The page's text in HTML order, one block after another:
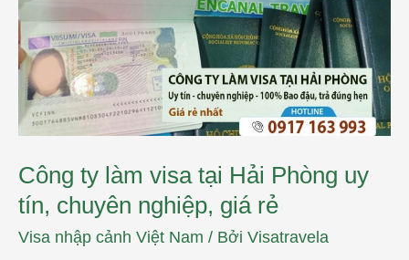
Công ty làm visa tại Hải Phòng uy
tín, chuyên nghiệp, giá rẻ
Visa nhập cảnh Việt Nam / Bởi Visatravela
tại
Hải
Phòng
uy
tín,
chuyên
nghiệp,
giá